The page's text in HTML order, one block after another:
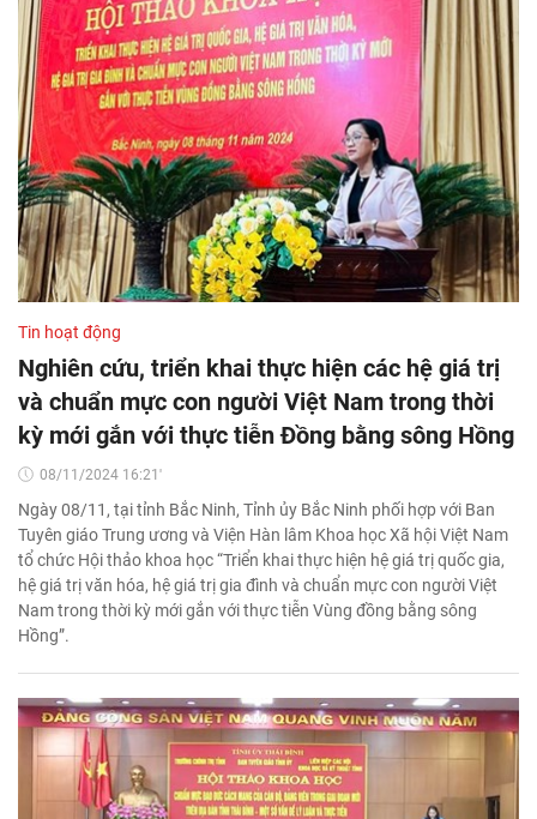
Tin hoạt động
Nghiên cứu, triển khai thực hiện các hệ giá trị
và chuẩn mực con người Việt Nam trong thời
kỳ mới gắn với thực tiễn Đồng bằng sông Hồng
08/11/2024 16:21'
Ngày 08/11, tại tỉnh Bắc Ninh, Tỉnh ủy Bắc Ninh phối hợp với Ban
Tuyên giáo Trung ương và Viện Hàn lâm Khoa học Xã hội Việt Nam
tổ chức Hội thảo khoa học “Triển khai thực hiện hệ giá trị quốc gia,
hệ giá trị văn hóa, hệ giá trị gia đình và chuẩn mực con người Việt
Nam trong thời kỳ mới gắn với thực tiễn Vùng đồng bằng sông
Hồng”.